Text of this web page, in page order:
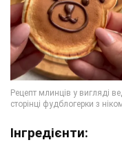
Інгредієнти: